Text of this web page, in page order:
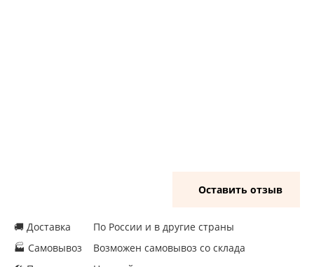
Оставить отзыв
🚚 Доставка
🏭 Самовывоз
По России и в другие страны
Возможен самовывоз со склада